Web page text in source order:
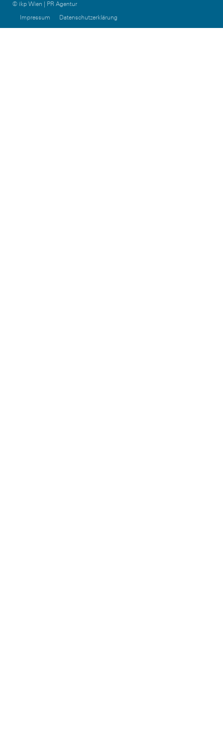
© ikp Wien | PR Agentur
Impressum
Datenschutzerklärung